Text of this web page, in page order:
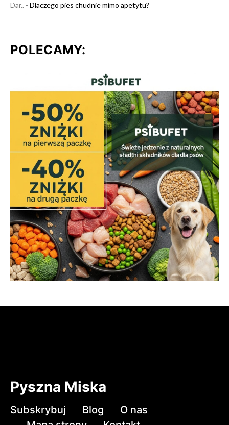
Dar.. - Dlaczego pies chudnie mimo apetytu?
POLECAMY:
Pyszna Miska
Subskrybuj Blog
O nas